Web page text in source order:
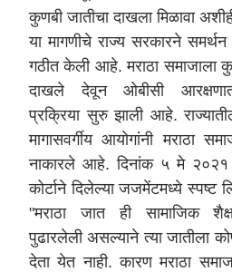
कुणबी जातीचा दाखला मिळावा
या मागणीचे राज्य सरकारने
गठीत केली आहे. मराठा समाजाला
दाखले देवून ओबीसी
प्रक्रिया सुरु झाली आहे.
मागासवर्गीय आयोगांनी मराठा
नाकारले आहे. दिनांक ५ मे २०२१
कोर्टाने दिलेल्या जजमेंटमध्ये स्पष्ट
"मराठा जात ही सामाजिक
पुढारलेली असल्याने त्या जातीला
देता येत नाही. कारण मराठा